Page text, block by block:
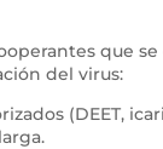
que
del virus:
(DEET,